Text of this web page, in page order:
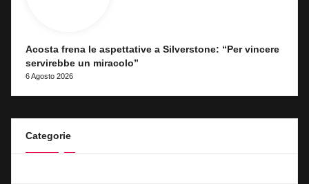
Acosta frena le aspettative a Silverstone: “Per vincere
servirebbe un miracolo”
6 Agosto 2026
Categorie